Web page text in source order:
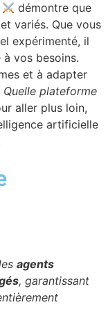
démontre que
variés. Que vous
expérimenté, il
vos besoins.
et à adapter
Quelle plateforme
aller plus loin,
artificielle
agents
, garantissant